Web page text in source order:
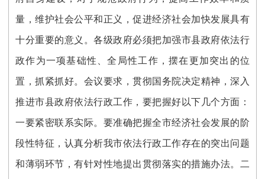
量，维护社会公平和正义，促进经济社会加快发展具有
十分重要的意义。各级政府必须把加强市县政府依法行
政作为一项基础性、全局性工作，摆在更加突出的位
置，抓紧抓好。会议要求，贯彻国务院决定精神，深入
推进市县政府依法行政工作，要把握好以下几个方面：
一要紧密联系实际。要准确把握全市经济社会发展的阶
段性特征，认真分析我市依法行政工作存在的突出问题
和薄弱环节，有针对性地提出贯彻落实的措施办法。二